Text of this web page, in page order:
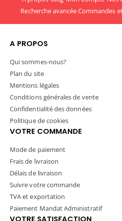
Recherche avancéeCommandes
A PROPOS
Qui sommes-nous?
Plan du site
Mentions légales
Conditions générales de vente
Confidentialité des données
Politique de cookies
VOTRE COMMANDE
Mode de paiement
Frais de livraison
Délais de livraison
Suivre votre commande
TVA et exportation
Paiement Mandat Administratif
VOTRE SATISFACTION